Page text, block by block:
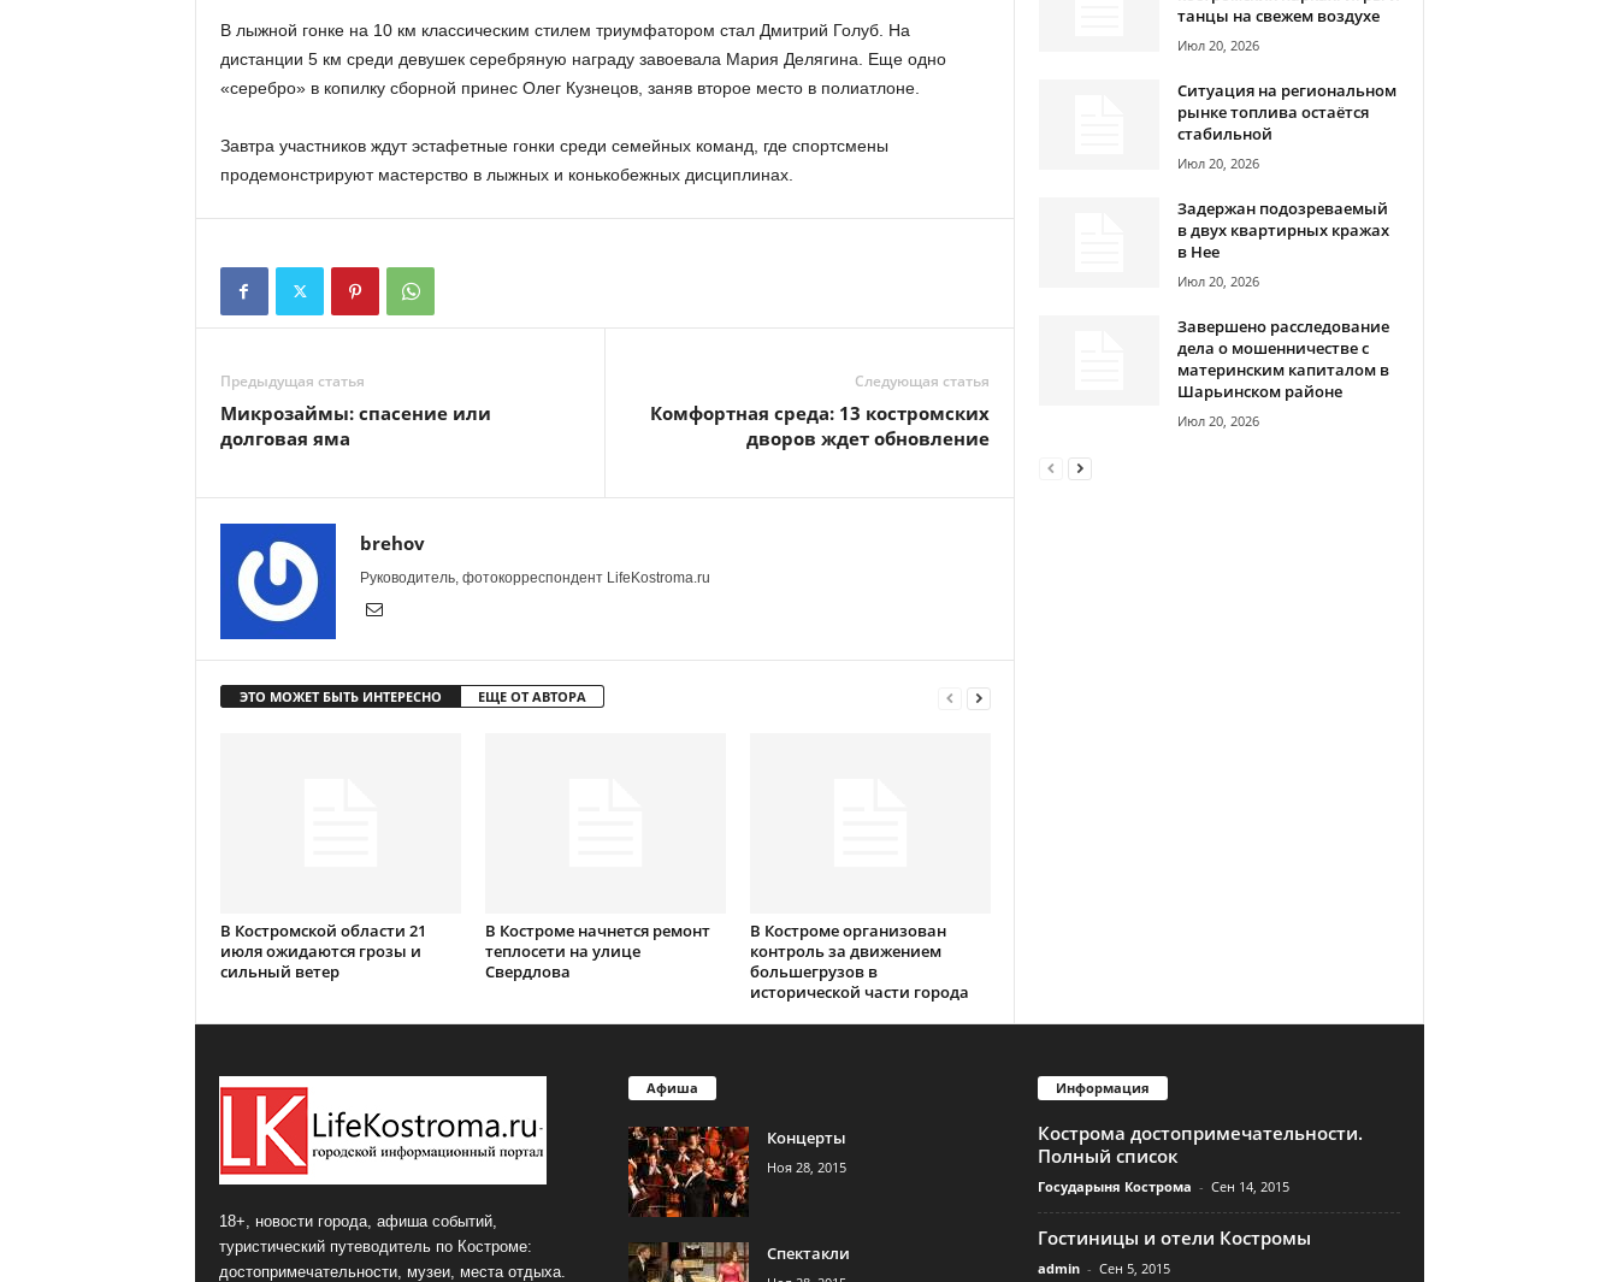
В лыжной гонке на 10 км классическим стилем триумфатором стал Дмитрий Голуб. На
дистанции 5 км среди девушек серебряную награду завоевала Мария Делягина. Еще одно
«серебро» в копилку сборной принес Олег Кузнецов, заняв второе место в полиатлоне.
Завтра участников ждут эстафетные гонки среди семейных команд, где спортсмены
продемонстрируют мастерство в лыжных и конькобежных дисциплинах.
Предыдущая статья
Микрозаймы: спасение или
долговая яма
Следующая статья
Комфортная среда: 13 костромских
дворов ждет обновление
brehov
Руководитель, фотокорреспондент LifeKostroma.ru
ЭТО МОЖЕТ БЫТЬ ИНТЕРЕСНО ЕЩЕ ОТ АВТОРА
В Костромской области 21
июля ожидаются грозы и
сильный ветер
В Костроме начнется ремонт
теплосети на улице
Свердлова
В Костроме организован
контроль за движением
большегрузов в
исторической части города
танцы на свежем воздухе
Июл 20, 2026
Ситуация на региональном
рынке топлива остаётся
стабильной
Июл 20, 2026
Задержан подозреваемый
в двух квартирных кражах
в Нее
Июл 20, 2026
Завершено расследование
дела о мошенничестве с
материнским капиталом в
Шарьинском районе
Июл 20, 2026
18+, новости города, афиша событий,
туристический путеводитель по Костроме:
достопримечательности, музеи, места отдыха.
Афиша
Концерты
Ноя 28, 2015
Спектакли
Информация
Кострома достопримечательности.
Полный список
Государыня Кострома - Сен 14, 2015
Гостиницы и отели Костромы
admin - Сен 5, 2015